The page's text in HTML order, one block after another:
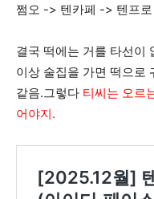
쩜오 -> 텐카페 -> 텐프로
결국 떡에는 거를 타선이
이상 술집을 가면 떡으로
같음.그렇다 티씨는 오르
어야지.